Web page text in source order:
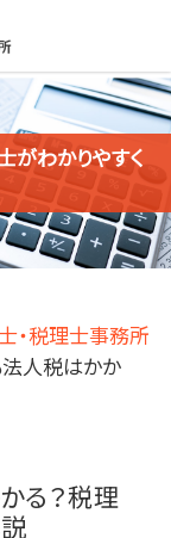
がわかりやすく
・税理士事務所
人税はかか
る？税理